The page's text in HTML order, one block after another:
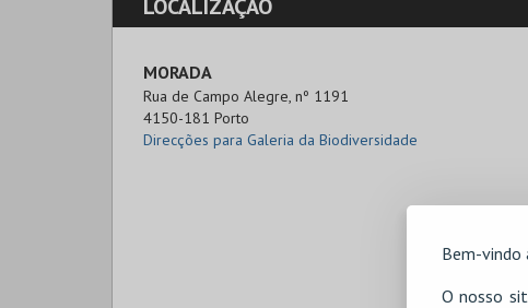
Bem-vindo
O nosso
LOCALIZAÇÃO
MORADA
Rua de Campo Alegre, nº 1191
4150-181 Porto
Direcções para Galeria da Biodiversidade